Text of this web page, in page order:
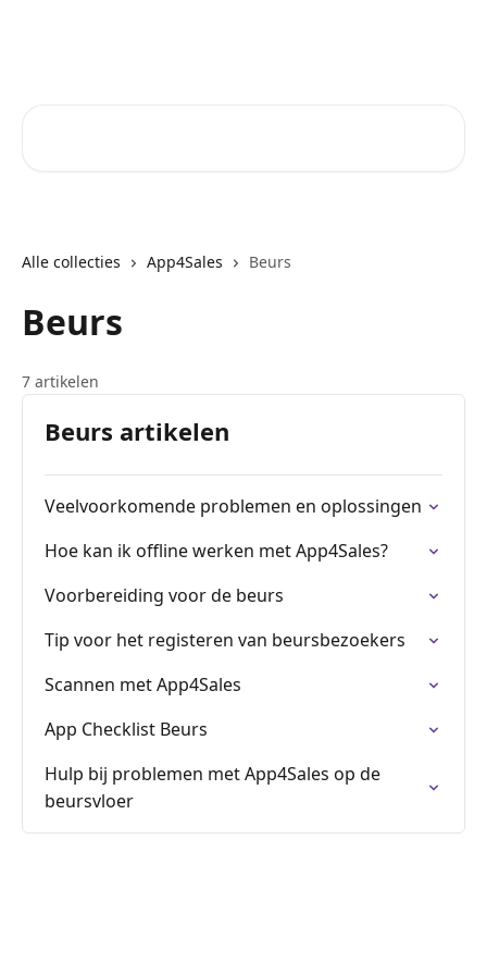
Alle collecties App4Sales Beurs
Beurs
7 artikelen
Beurs artikelen
Veelvoorkomende problemen en oplossingen
Hoe kan ik offline werken met App4Sales?
Voorbereiding voor de beurs
Tip voor het registeren van beursbezoekers
Scannen met App4Sales
App Checklist Beurs
Hulp bij problemen met App4Sales op de
beursvloer